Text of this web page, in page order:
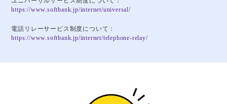
https://www.softbank.jp/internet/universal/
電話リレーサービス制度について：
https://www.softbank.jp/internet/telephone-relay/